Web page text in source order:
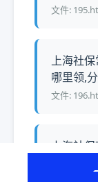
文件:
上海社
哪里领,
文件:
上海社
职工与
文件: